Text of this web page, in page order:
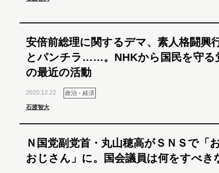
安倍前総理に関するデマ、素人格闘興
とパンチラ……。NHKから国民を守る
の最近の活動
2020.12.22 政治・経済
石渡智大
Ｎ国党副党首・丸山穂高がＳＮＳで「
おじさん」に。国会議員は何をすべき